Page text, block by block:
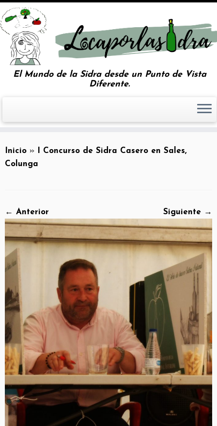
El Mundo de la Sidra desde un Punto de Vista
Diferente.
Inicio »
I Concurso de Sidra Casero en Sales,
Colunga
← Anterior Siguiente →